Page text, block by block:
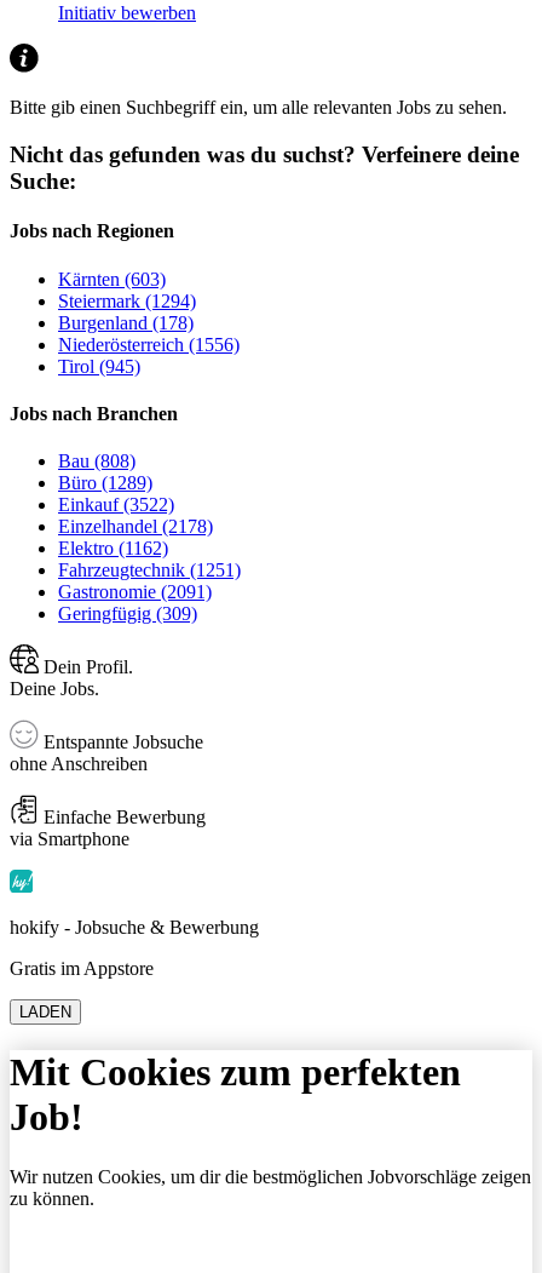
Initiativ bewerben
Bitte gib einen Suchbegriff ein, um alle relevanten Jobs zu sehen.
Nicht das gefunden was du suchst? Verfeinere deine
Suche:
Jobs nach Regionen
Kärnten (603)
Steiermark (1294)
Burgenland (178)
Niederösterreich (1556)
Tirol (945)
Jobs nach Branchen
Bau (808)
Büro (1289)
Einkauf (3522)
Einzelhandel (2178)
Elektro (1162)
Fahrzeugtechnik (1251)
Gastronomie (2091)
Geringfügig (309)
Dein Profil.
Deine Jobs.
Entspannte Jobsuche
ohne Anschreiben
Einfache Bewerbung
via Smartphone
hokify - Jobsuche & Bewerbung
Gratis im Appstore
LADEN
Mit Cookies zum perfekten
Job!
Wir nutzen Cookies, um dir die bestmöglichen Jobvorschläge zeigen
zu können.